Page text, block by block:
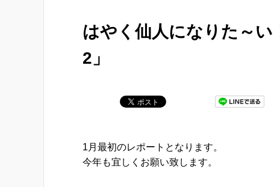
はやく仙人になりた～
2」
1月最初のレポートとなります。
今年も宜しくお願い致します。